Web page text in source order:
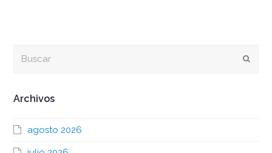
Archivos
agosto 2026